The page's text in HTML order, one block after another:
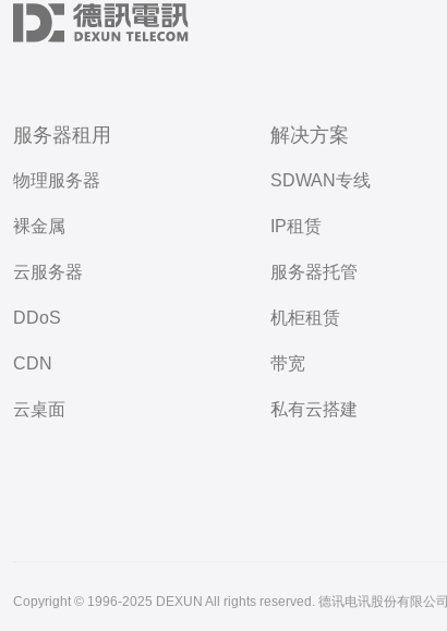
服务器租用
物理服务器
裸金属
云服务器
DDoS
CDN
云桌面
解决方案
SDWAN专线
IP租赁
服务器托管
机柜租赁
带宽
私有云搭建
Copyright © 1996-2025 DEXUN All rights reserved. 德讯电讯股份有限公司